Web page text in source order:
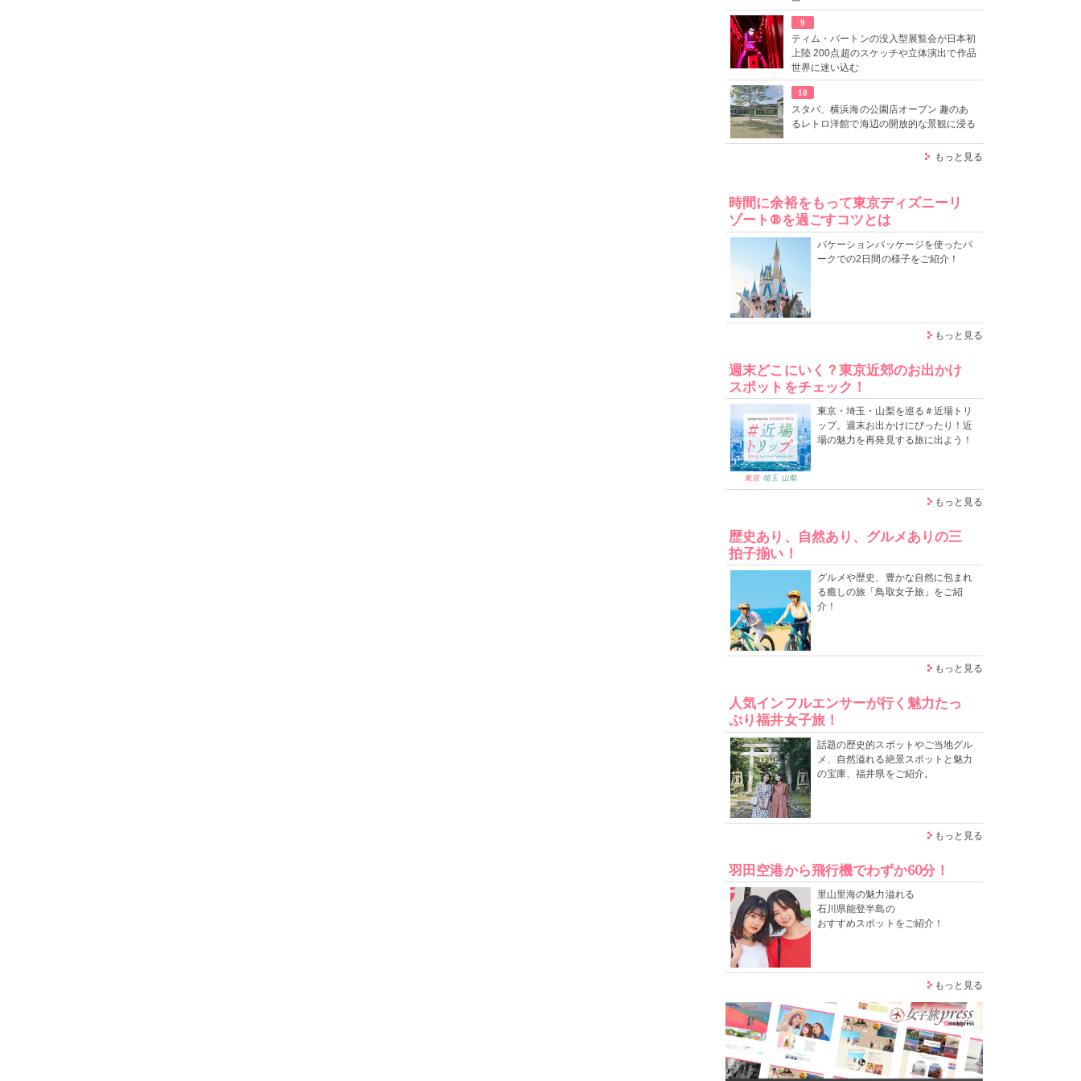
9
ティム・バートンの没入型展覧会が日本初
上陸 200点超のスケッチや立体演出で作品
世界に迷い込む
10
スタバ、横浜海の公園店オープン 趣のあ
るレトロ洋館で海辺の開放的な景観に浸る
もっと見る
時間に余裕をもって東京ディズニーリ
ゾート®を過ごすコツとは
バケーションパッケージを使ったパ
ークでの2日間の様子をご紹介！
もっと見る
週末どこにいく？東京近郊のお出かけ
スポットをチェック！
東京・埼玉・山梨を巡る＃近場トリ
ップ。週末お出かけにぴったり！近
場の魅力を再発見する旅に出よう！
もっと見る
歴史あり、自然あり、グルメありの三
拍子揃い！
グルメや歴史、豊かな自然に包まれ
る癒しの旅「鳥取女子旅」をご紹
介！
もっと見る
人気インフルエンサーが行く魅力たっ
ぷり福井女子旅！
話題の歴史的スポットやご当地グル
メ、自然溢れる絶景スポットと魅力
の宝庫、福井県をご紹介。
もっと見る
羽田空港から飛行機でわずか60分！
里山里海の魅力溢れる
石川県能登半島の
おすすめスポットをご紹介！
もっと見る